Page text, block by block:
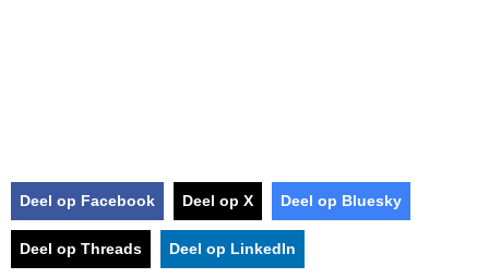
Deel op Facebook Deel op X Deel op Bluesky
Deel op Threads Deel op LinkedIn